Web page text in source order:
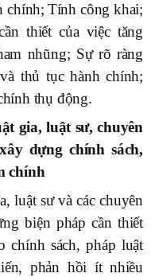
chính; Tính công khai;
thiết của việc tăng
nhũng; Sự rõ ràng
thủ tục hành chính;
thụ động.
gia, luật sư, chuyên
dựng chính sách,
chính
luật sư và các chuyên
biện pháp cần thiết
chính sách, pháp luật
phản hồi ít nhiều